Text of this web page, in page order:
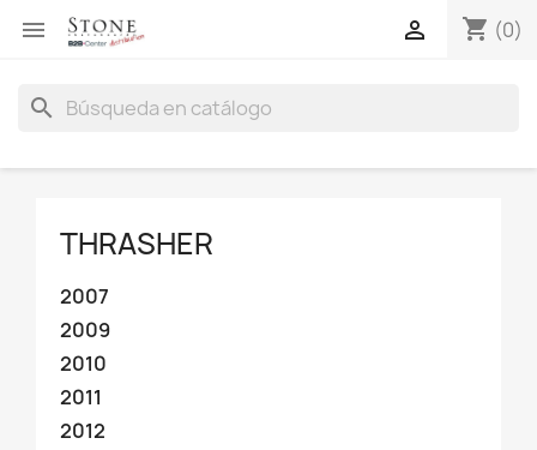
 shopping_cart (0)

search
THRASHER
2007
2009
2010
2011
2012